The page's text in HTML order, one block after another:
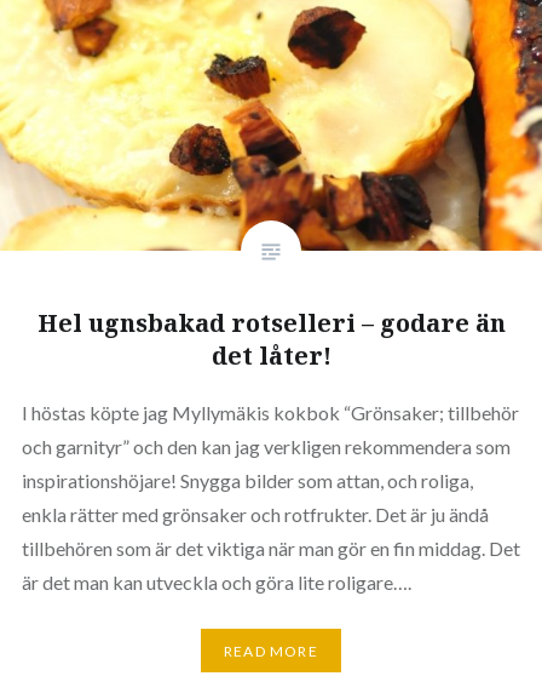
Hel ugnsbakad rotselleri – godare än
det låter!
I höstas köpte jag Myllymäkis kokbok “Grönsaker; tillbehör
och garnityr” och den kan jag verkligen rekommendera som
inspirationshöjare! Snygga bilder som attan, och roliga,
enkla rätter med grönsaker och rotfrukter. Det är ju ändå
tillbehören som är det viktiga när man gör en fin middag. Det
är det man kan utveckla och göra lite roligare….
READ MORE